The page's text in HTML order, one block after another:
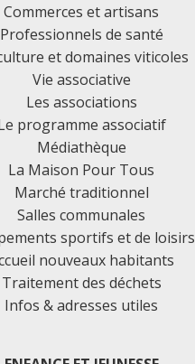
Commerces et artisans
Professionnels de santé
et domaines viticoles
Vie associative
Les associations
programme associatif
Médiathèque
La Maison Pour Tous
Marché traditionnel
Salles communales
sportifs et de loisirs
nouveaux habitants
Traitement des déchets
Infos & adresses utiles